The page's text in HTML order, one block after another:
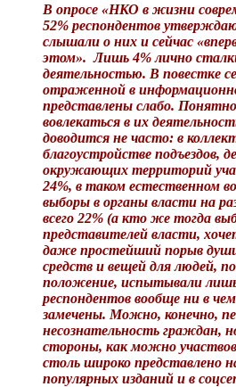
В опросе «НКО в жизни
52% респондентов
слышали о них и сейчас
этом». Лишь 4% лично
деятельностью. В повестке
отраженной в
представлены слабо.
вовлекаться в их
доводится не часто: в
благоустройстве подъездов,
окружающих территорий
24%, в таком естественном
выборы в органы власти на
всего 22% (а кто же тогда
представителей власти,
даже простейший порыв
средств и вещей для людей,
положение, испытывали лишь
респондентов вообще ни в
замечены. Можно, конечно,
несознательность граждан,
стороны, как можно
столь широко представлено
популярных изданий и в